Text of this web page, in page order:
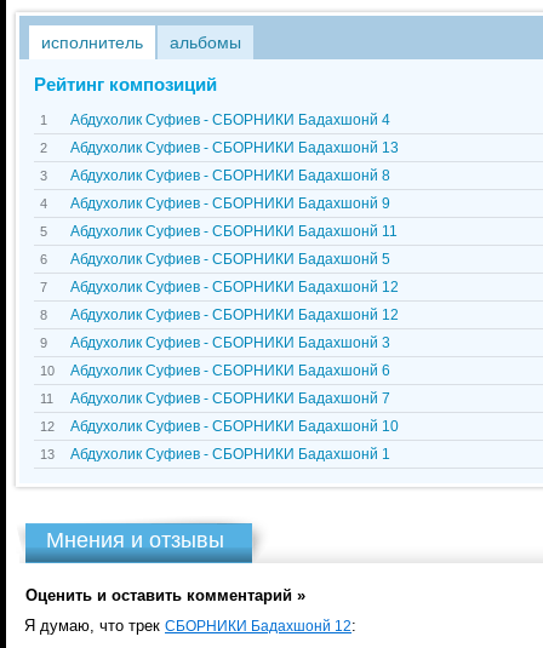
исполнитель альбомы
Рейтинг композиций
1 Абдухолик Суфиев - СБОРНИКИ Бадахшонй 4
2 Абдухолик Суфиев - СБОРНИКИ Бадахшонй 13
3 Абдухолик Суфиев - СБОРНИКИ Бадахшонй 8
4 Абдухолик Суфиев - СБОРНИКИ Бадахшонй 9
5 Абдухолик Суфиев - СБОРНИКИ Бадахшонй 11
6 Абдухолик Суфиев - СБОРНИКИ Бадахшонй 5
7 Абдухолик Суфиев - СБОРНИКИ Бадахшонй 12
8 Абдухолик Суфиев - СБОРНИКИ Бадахшонй 12
9 Абдухолик Суфиев - СБОРНИКИ Бадахшонй 3
10 Абдухолик Суфиев - СБОРНИКИ Бадахшонй 6
11 Абдухолик Суфиев - СБОРНИКИ Бадахшонй 7
12 Абдухолик Суфиев - СБОРНИКИ Бадахшонй 10
13 Абдухолик Суфиев - СБОРНИКИ Бадахшонй 1
Мнения и отзывы
Оценить и оставить комментарий »
Я думаю, что трек СБОРНИКИ Бадахшонй 12: